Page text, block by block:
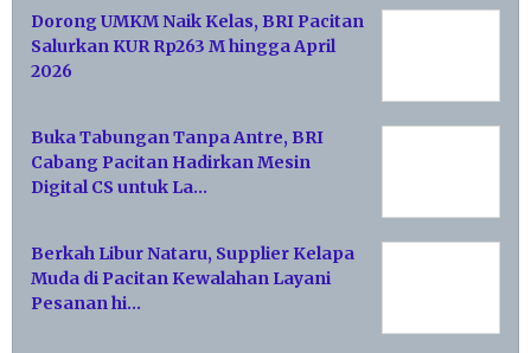
Dorong UMKM Naik Kelas, BRI Pacitan
Salurkan KUR Rp263 M hingga April
2026
Buka Tabungan Tanpa Antre, BRI
Cabang Pacitan Hadirkan Mesin
Digital CS untuk La…
Berkah Libur Nataru, Supplier Kelapa
Muda di Pacitan Kewalahan Layani
Pesanan hi…